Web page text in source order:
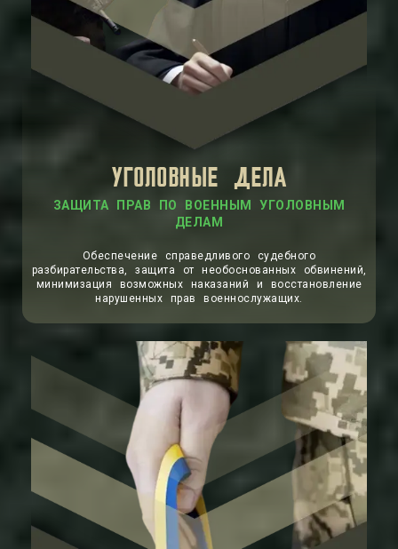
УГОЛОВНЫЕ ДЕЛА
ЗАЩИТА ПРАВ ПО ВОЕННЫМ УГОЛОВНЫМ
ДЕЛАМ
Обеспечение справедливого судебного
разбирательства, защита от необоснованных обвинений,
минимизация возможных наказаний и восстановление
нарушенных прав военнослужащих.